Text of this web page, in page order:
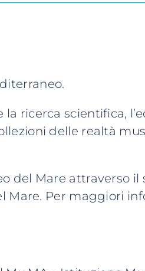
ricerca scientifica,
delle realtà
del Mare attraverso
Mare. Per maggiori